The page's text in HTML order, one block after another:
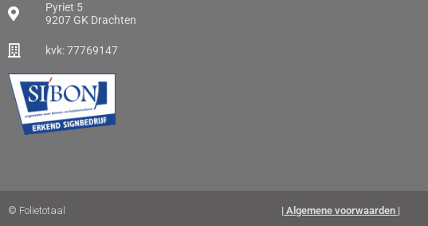
Pyriet 5
9207 GK Drachten
kvk: 77769147
© Folietotaal | Algemene voorwaarden |